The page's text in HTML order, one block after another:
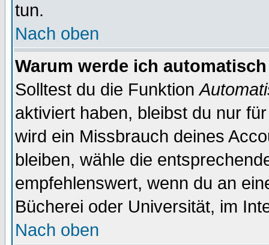
tun.
Nach oben
Warum werde ich
Solltest du die Funktion
aktiviert haben, bleibst du nur
wird ein Missbrauch deines
bleiben, wähle die
empfehlenswert, wenn du an
Bücherei oder Universität, im
Nach oben